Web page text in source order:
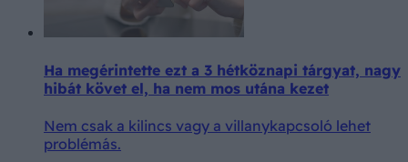
Ha megérintette ezt a 3 hétköznapi tárgyat, nagy
hibát követ el, ha nem mos utána kezet
Nem csak a kilincs vagy a villanykapcsoló lehet
problémás.